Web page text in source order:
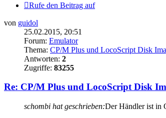
Rufe den Beitrag auf
von guidol
25.02.2015, 20:51
Forum: Emulator
Thema: CP/M Plus und LocoScript Disk
Antworten: 2
Zugriffe: 83255
Re: CP/M Plus und LocoScript Disk
schombi hat geschrieben:Der Händler ist in